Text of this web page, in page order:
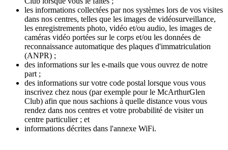
les informations collectées par nos systèmes lors de vos visites
dans nos centres, telles que les images de vidéosurveillance,
les enregistrements photo, vidéo et/ou audio, les images de
caméras vidéo portées sur le corps et/ou les données de
reconnaissance automatique des plaques d'immatriculation
(ANPR) ;
des informations sur les e-mails que vous ouvrez de notre
part ;
des informations sur votre code postal lorsque vous vous
inscrivez chez nous (par exemple pour le McArthurGlen
Club) afin que nous sachions à quelle distance vous vous
rendez dans nos centres et votre probabilité de visiter un
centre particulier ; et
informations décrites dans l'annexe WiFi.